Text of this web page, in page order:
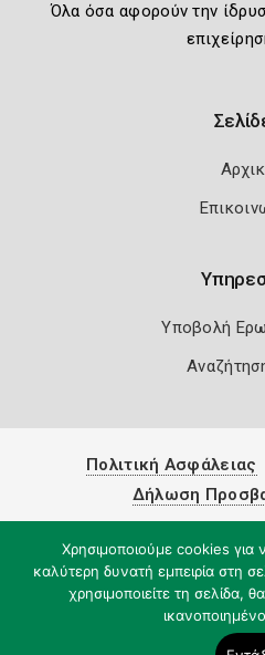
Όλα όσα αφορούν την
Υποβολή
Πολιτική Ασφάλειας
Δήλωση
Χρησιμοποιούμε cookies
καλύτερη δυνατή εμπειρία στη
χρησιμοποιείτε τη σελίδα,